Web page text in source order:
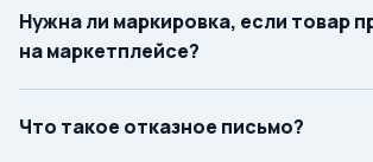
Нужна ли маркировка, если товар
на маркетплейсе?
Что такое отказное письмо?